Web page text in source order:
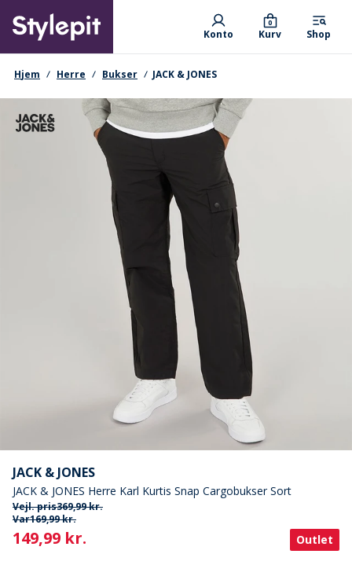
main
content
Primary departments
Konto Kurv
0
Shop
navigationssti
Hjem Herre Bukser JACK & JONES
JACK & JONES
JACK & JONES Herre Karl Kurtis Snap Cargobukser Sort
Vejl. pris369,99 kr.
Var169,99 kr.
Current
149,99 kr. Outlet